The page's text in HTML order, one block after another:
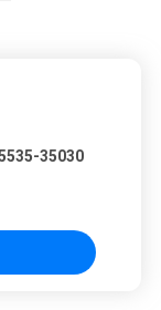
45535-35030